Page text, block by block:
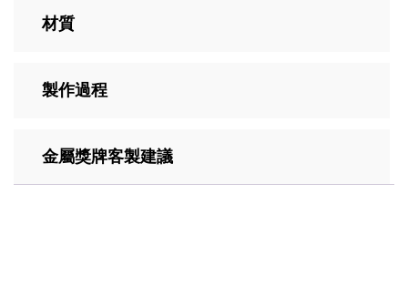
材質
製作過程
金屬獎牌客製建議